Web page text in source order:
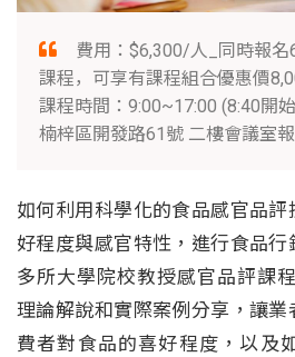
費用：$6,300/人_同時報
課程，可享有課程組合優惠價
課程時間：9:00~17:00 (8:40開
楠梓區開發路61號 二樓會議室報
如何利用科學化的食品感官品
好程度與感官特性，進行食品
多所大學院校教授感官品評課
理論解說和實際案例分享，讓
費者對食品的喜好程度，以及